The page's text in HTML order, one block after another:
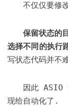
不仅仅要修
保留状态的
选择不同的执行
写状态代码并
因此 ASIO
现给自动化了.